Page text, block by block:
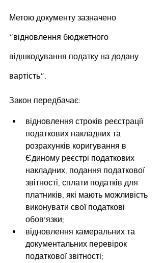
Метою документу зазначено
“відновлення бюджетного
відшкодування податку на додану
вартість”.
Закон передбачає:
відновлення строків реєстрації
податкових накладних та
розрахунків коригування в
Єдиному реєстрі податкових
накладних, подання податкової
звітності, сплати податків для
платників, які мають можливість
виконувати свої податкові
обов’язки;
відновлення камеральних та
документальних перевірок
податкової звітності;